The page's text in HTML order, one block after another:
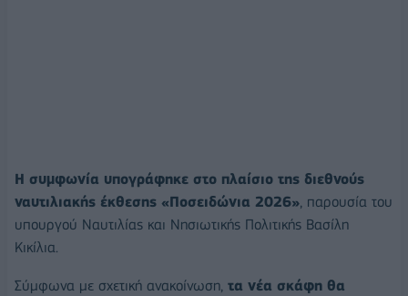
Η συμφωνία υπογράφηκε στο πλαίσιο της διεθνούς
ναυτιλιακής έκθεσης «Ποσειδώνια 2026», παρουσία του
υπουργού Ναυτιλίας και Νησιωτικής Πολιτικής Βασίλη
Κικίλια.
Σύμφωνα με σχετική ανακοίνωση, τα νέα σκάφη θα